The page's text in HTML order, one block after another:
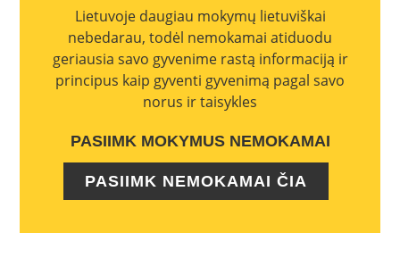
Lietuvoje daugiau mokymų lietuviškai
nebedarau, todėl nemokamai atiduodu
geriausia savo gyvenime rastą informaciją ir
principus kaip gyventi gyvenimą pagal savo
norus ir taisykles
PASIIMK MOKYMUS NEMOKAMAI
PASIIMK NEMOKAMAI ČIA